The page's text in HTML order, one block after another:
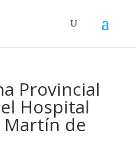
Provincial
Hospital
Martín de